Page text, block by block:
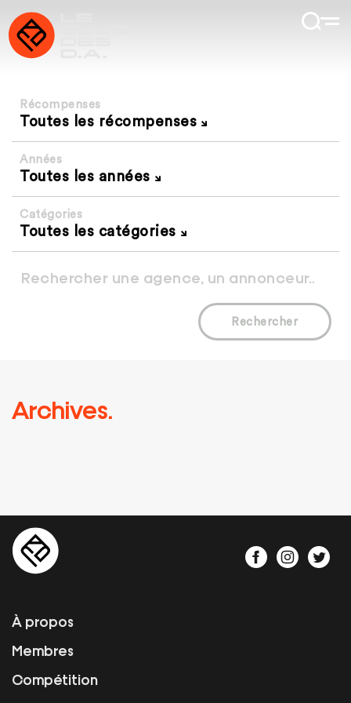
Récompenses
Toutes les récompenses
Années
Toutes les années
Catégories
Toutes les catégories
Rechercher
Archives.
À propos
Membres
Compétition